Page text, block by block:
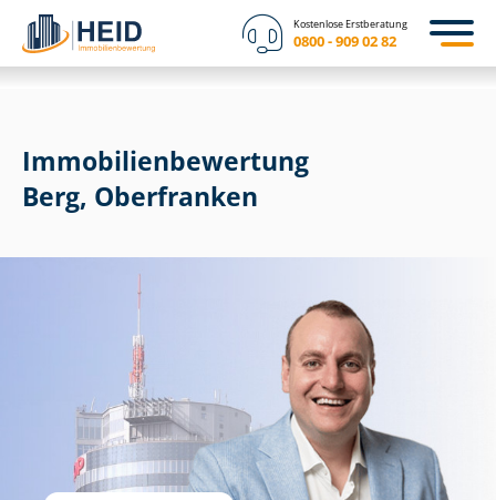
Kostenlose Erstberatung
0800 - 909 02 82
Immobilien­bewertung
Berg, Oberfranken